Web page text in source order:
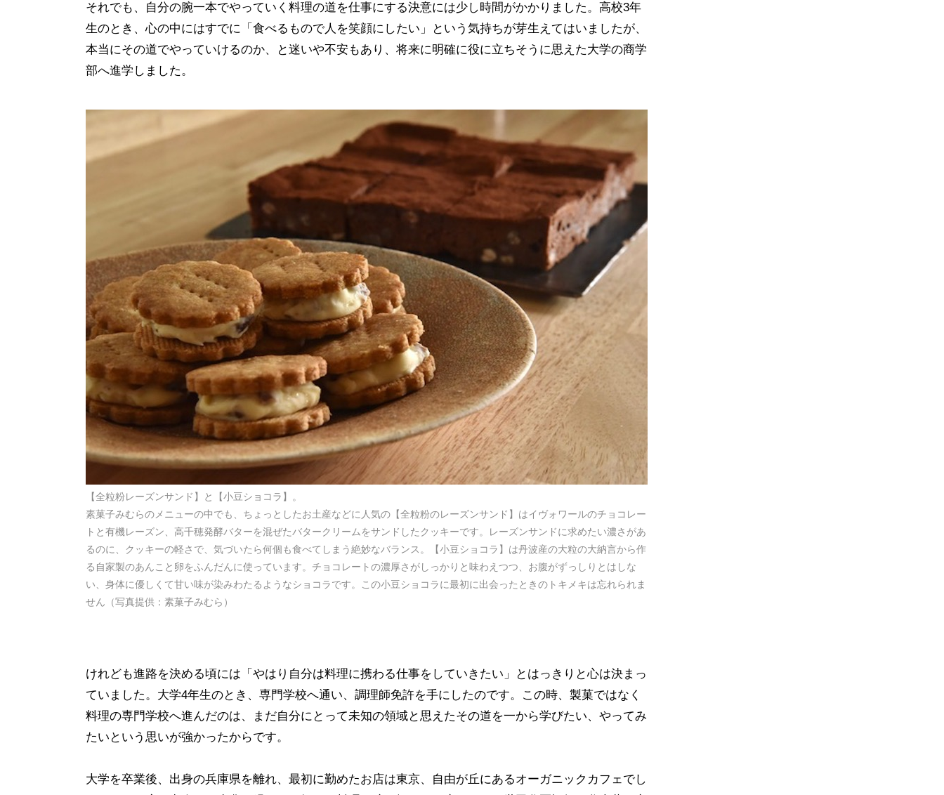
それでも、自分の腕一本でやっていく料理の道を仕事にする決意には少し時間がかかりました。高校3年
生のとき、心の中にはすでに「食べるもので人を笑顔にしたい」という気持ちが芽生えてはいましたが、
本当にその道でやっていけるのか、と迷いや不安もあり、将来に明確に役に立ちそうに思えた大学の商学
部へ進学しました。
【全粒粉レーズンサンド】と【小豆ショコラ】。
素菓子みむらのメニューの中でも、ちょっとしたお土産などに人気の【全粒粉のレーズンサンド】はイヴォワールのチョコレー
トと有機レーズン、高千穂発酵バターを混ぜたバタークリームをサンドしたクッキーです。レーズンサンドに求めたい濃さがあ
るのに、クッキーの軽さで、気づいたら何個も食べてしまう絶妙なバランス。【小豆ショコラ】は丹波産の大粒の大納言から作
る自家製のあんこと卵をふんだんに使っています。チョコレートの濃厚さがしっかりと味わえつつ、お腹がずっしりとはしな
い、身体に優しくて甘い味が染みわたるようなショコラです。この小豆ショコラに最初に出会ったときのトキメキは忘れられま
せん（写真提供：素菓子みむら）
けれども進路を決める頃には「やはり自分は料理に携わる仕事をしていきたい」とはっきりと心は決まっ
ていました。大学4年生のとき、専門学校へ通い、調理師免許を手にしたのです。この時、製菓ではなく
料理の専門学校へ進んだのは、まだ自分にとって未知の領域と思えたその道を一から学びたい、やってみ
たいという思いが強かったからです。
大学を卒業後、出身の兵庫県を離れ、最初に勤めたお店は東京、自由が丘にあるオーガニックカフェでし